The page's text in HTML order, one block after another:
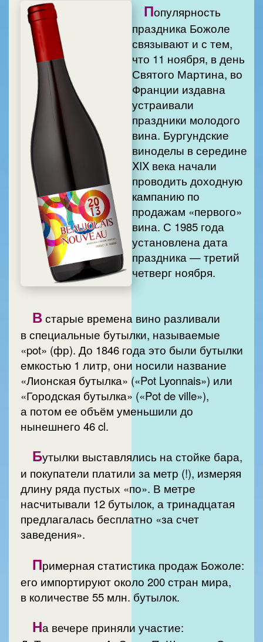
Популярность
праздника Божоле
связывают и с тем,
что 11 ноября, в день
Святого Мартина, во
Франции издавна
устраивали
праздники молодого
вина. Бургундские
виноделы в середине
XIX века начали
проводить доходную
кампанию по
продажам «первого»
вина. С 1985 года
установлена дата
праздника — третий
четверг ноября.
Встарые времена вино разливали
в специальные бутылки, называемые
«pot» (фр). До 1846 года это были бутылки
емкостью 1 литр, они носили название
«Лионская бутылка» («Pot Lyonnais») или
«Городская бутылка» («Pot de ville»),
а потом ее объём уменьшили до
нынешнего 46 cl.
Бутылки выставлялись на стойке бара,
и покупатели платили за метр (!), измеряя
длину ряда пустых «по». В метре
насчитывали 12 бутылок, а тринадцатая
предлагалась бесплатно «за счет
заведения».
Примерная статистика продаж Божоле:
его импортируют около 200 стран мира,
в количестве 55 млн. бутылок.
На вечере приняли участие: